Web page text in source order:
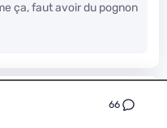
66
ça, faut avoir du pognon